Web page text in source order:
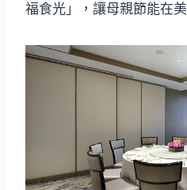
福食光」，讓母親節能在